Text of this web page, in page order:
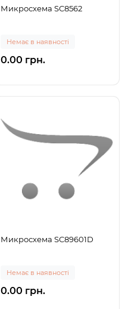
Микросхема SC8562
Немає в наявності
0.00 грн.
Микросхема SC89601D
Немає в наявності
0.00 грн.